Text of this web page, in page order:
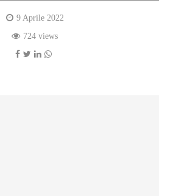
9 Aprile 2022
724 views